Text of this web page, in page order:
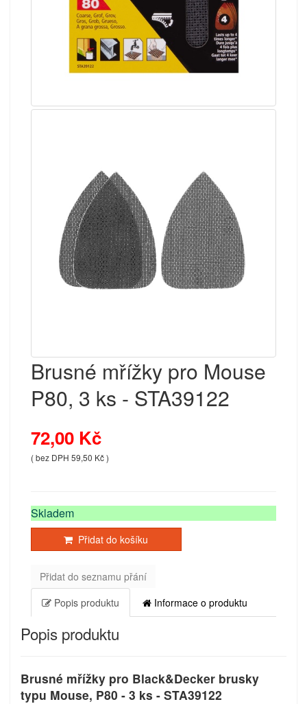
Brusné mřížky pro Mouse
P80, 3 ks - STA39122
72,00 Kč
( bez DPH 59,50 Kč )
Skladem
Přidat do košíku
Přidat do seznamu přání
Popis produktu
Informace o produktu
Popis produktu
Brusné mřížky pro Black&Decker brusky
typu Mouse, P80 - 3 ks - STA39122